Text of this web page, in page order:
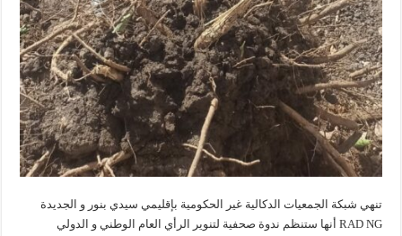
تنهي شبكة الجمعيات الدكالية غير الحكومية بإقليمي سيدي بنور و الجديدة
RAD NG أنها ستنظم ندوة صحفية لتنوير الرأي العام الوطني و الدولي